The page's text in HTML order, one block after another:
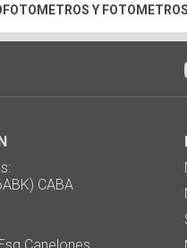
Y FOTOMETROS
CABA